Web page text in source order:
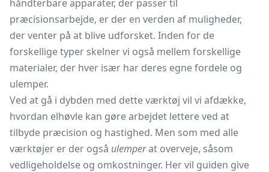
håndterbare apparater, der passer til
præcisionsarbejde, er der en verden af muligheder,
der venter på at blive udforsket. Inden for de
forskellige typer skelner vi også mellem forskellige
materialer, der hver især har deres egne fordele og
ulemper.
Ved at gå i dybden med dette værktøj vil vi afdække,
hvordan elhøvle kan gøre arbejdet lettere ved at
tilbyde præcision og hastighed. Men som med alle
værktøjer er der også ulemperat overveje, såsom
vedligeholdelse og omkostninger. Her vil guiden give